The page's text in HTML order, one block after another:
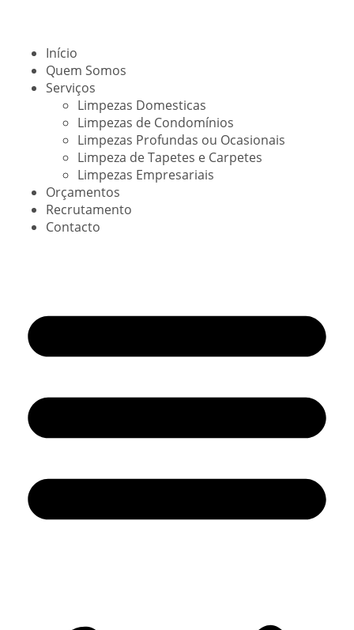
Início
Quem Somos
Serviços
Limpezas Domesticas
Limpezas de Condomínios
Limpezas Profundas ou Ocasionais
Limpeza de Tapetes e Carpetes
Limpezas Empresariais
Orçamentos
Recrutamento
Contacto